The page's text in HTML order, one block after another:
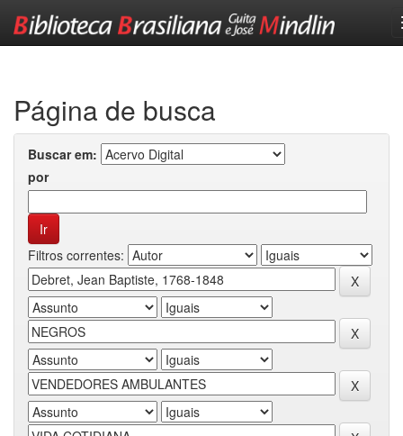
Página de busca
Buscar em:
por
Filtros correntes: